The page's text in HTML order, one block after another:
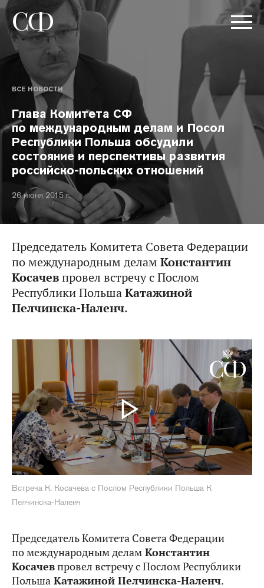
ВСЕ НОВОСТИ
Глава Комитета СФ
по международным делам и Посол
Республики Польша обсудили
состояние и перспективы развития
российско-польских отношений
26 июня 2015 г.
Председатель Комитета Совета Федерации
по международным делам Константин
Косачевпровел встречу с Послом
Республики ПольшаКатажиной
Пелчинска-Наленч.
Встреча К. Косачева с Послом Республики Польша К
Пелчинска-Наленч
Председатель Комитета Совета Федерации
по международным делам Константин
Косачевпровел встречу с Послом Республики
Польша Катажиной Пелчинска-Наленч.